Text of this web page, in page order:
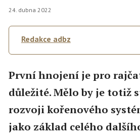
24. dubna 2022
Redakce adbz
První hnojení je pro
důležité. Mělo by je totiž
rozvoji kořenového
jako základ celého